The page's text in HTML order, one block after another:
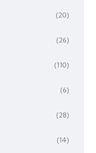
(20)
(26)
(110)
(6)
(28)
(14)